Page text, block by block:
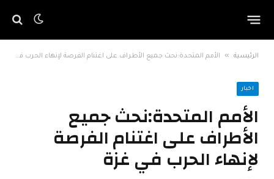
الرئيسية » الأمم المتحدة:نحث جميع الأطراف على اغتنام الفرصة لإنهاء الحرب في غزة
اخبار
الأمم المتحدة:نحث جميع
الأطراف على اغتنام الفرصة
لإنهاء الحرب في غزة